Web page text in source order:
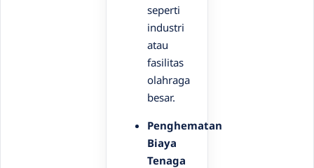
seperti
industri
atau
fasilitas
olahraga
besar.
Penghematan
Biaya
Tenaga